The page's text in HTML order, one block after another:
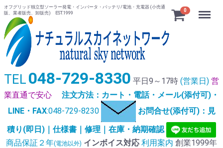
オフグリッド独立型ソーラー発電・インバータ・バッテリ/電池・充電器 (小売通
販、業者販売、卸販売) EST.1999
0 Menu
TEL 048-729-8330 平日9～17時 (営業日) 営
業直通で安心
注文方法：カート・電話・メール(添付可)・
LINE・FAX:048-729-8230
お問合せ(添付可)：見
積り(即日)｜仕様書｜修理｜在庫・納期確認
商品保証２年(電池以外) インボイス対応 利用案内 創業1999年